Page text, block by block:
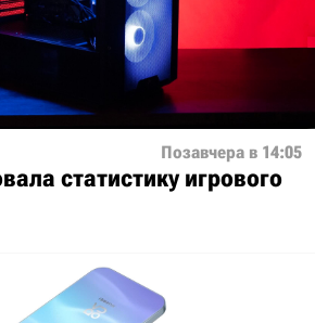
Позавчера в 14:05
статистику игрового